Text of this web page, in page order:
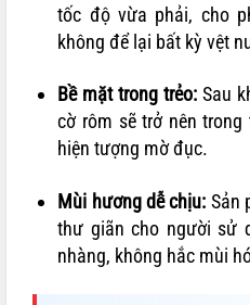
tốc độ vừa phải, cho
không để lại bất kỳ vệt
Bề mặt trong trẻo: Sau
cờ rôm sẽ trở nên
hiện tượng mờ đục.
Mùi hương dễ chịu: Sản
thư giãn cho người sử
nhàng, không hắc mùi